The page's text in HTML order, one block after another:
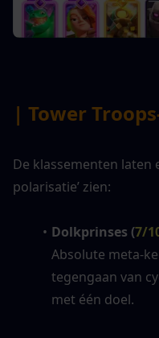
| Tower
De klassementen laten
polarisatie’ zien:
Dolkprinses (7/
Absolute meta-
tegengaan van
met één doel.